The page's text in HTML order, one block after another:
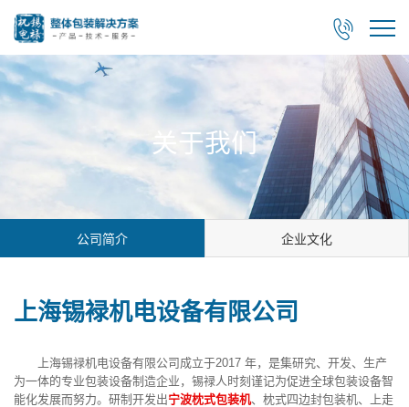

关于我们
公司简介 企业文化
上海锡䘵机电设备有限公司
上海锡禄机电设备有限公司成立于2017 年，是集研究、开发、生产
为一体的专业包装设备制造企业，锡禄人时刻谨记为促进全球包装设备智
能化发展而努力。研制开发出宁波枕式包装机、枕式四边封包装机、上走